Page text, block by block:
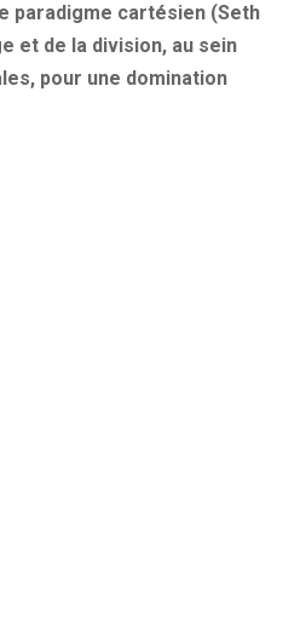
paradigme cartésien (Seth
et de la division, au sein
pour une domination